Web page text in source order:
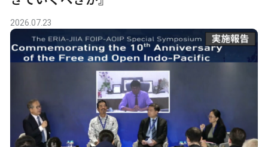
2026.07.23